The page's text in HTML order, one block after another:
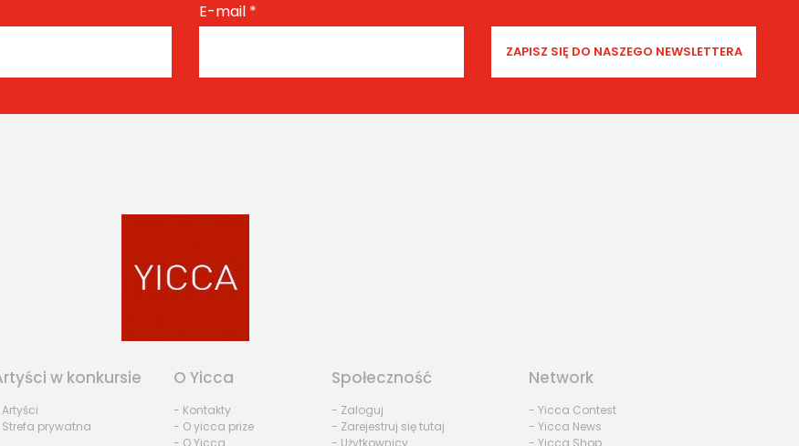
E-mail *
w konkursie
prywatna
O Yicca
- Kontakty
- O yicca prize
Społeczność
- Zaloguj
- Zarejestruj się tutaj
Network
- Yicca Contest
- Yicca News